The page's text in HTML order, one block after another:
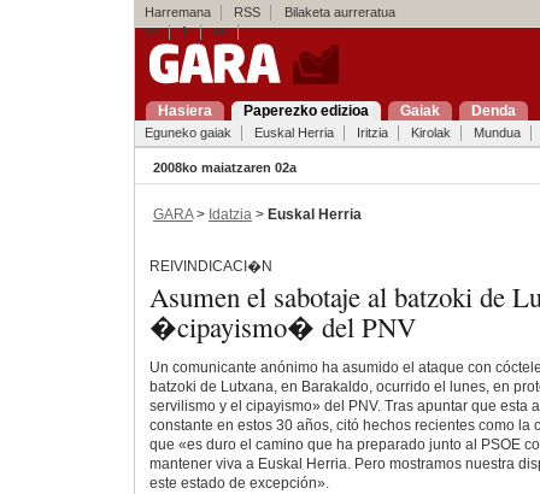
Harremana RSS
Bilaketa aurreratua
es
fr en
Hasiera Paperezko edizioa Gaiak Denda
Eguneko gaiak Euskal Herria Iritzia Kirolak Mundua
2008ko maiatzaren 02a
GARA> Idatzia > Euskal Herria
REIVINDICACI�N
Asumen el sabotaje al batzoki de
�cipayismo� del PNV
Un comunicante anónimo ha asumido el ataque con
batzoki de Lutxana, en Barakaldo, ocurrido el lunes, en
servilismo y el cipayismo» del PNV. Tras apuntar que esta
constante en estos 30 años, citó hechos recientes como la
que «es duro el camino que ha preparado junto al PSOE
mantener viva a Euskal Herria. Pero mostramos nuestra
este estado de excepción».